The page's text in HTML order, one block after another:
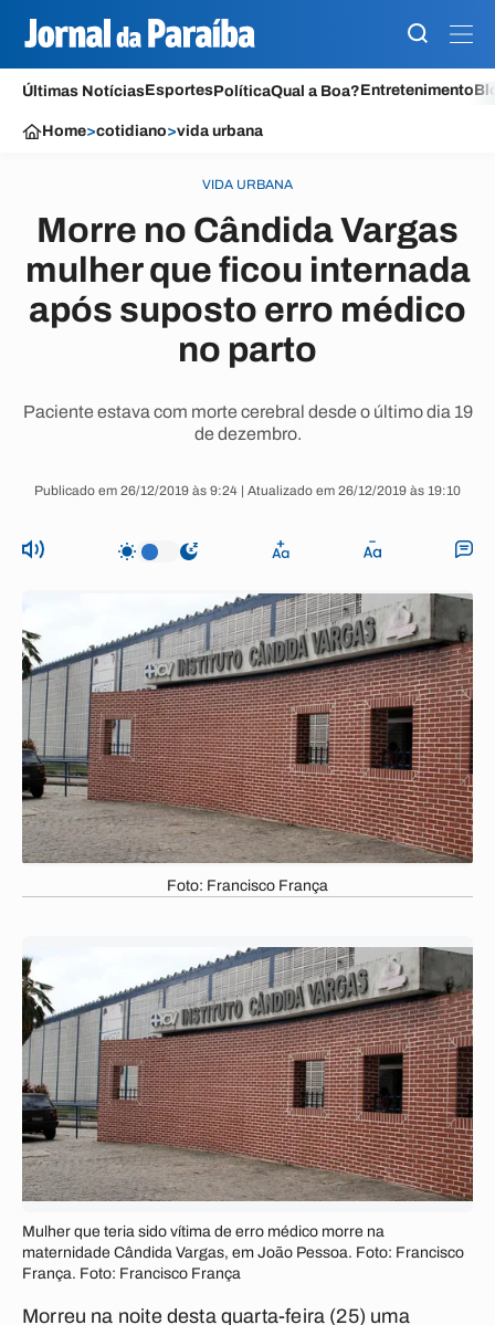
Últimas NotíciasEsportesPolíticaQual a Boa?Entretenimento
Home>cotidiano>vida urbana
VIDA URBANA
Morre no Cândida Vargas
mulher que ficou internada
após suposto erro médico
no parto
Paciente estava com morte cerebral desde o último dia 19
de dezembro.
Publicado em 26/12/2019 às 9:24 | Atualizado em 26/12/2019 às 19:10
Foto: Francisco França
Mulher que teria sido vítima de erro médico morre na
maternidade Cândida Vargas, em João Pessoa. Foto: Francisco
França. Foto: Francisco França
Morreu na noite desta quarta-feira (25) uma